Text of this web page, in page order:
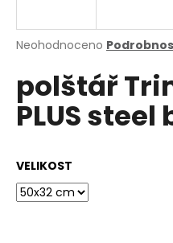
Průměrné
produktu
je
0,0
Neohodnoceno
polštář
PLUS steel
VELIKOST
j
t
?